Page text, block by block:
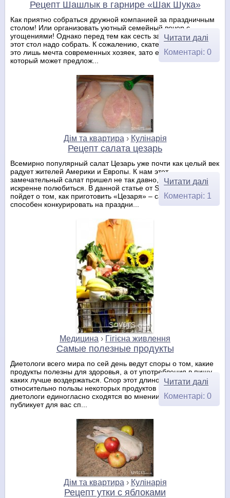
Рецепт Шашлык в гарнире «Шак Шука»
Как приятно собраться дружной компанией за праздничным
столом! Или организовать уютный семейный вечер с
угощениями! Однако перед тем как сесть за стол с яствами,
этот стол надо собрать. К сожалению, скатерть-самобранка –
это лишь мечта современных хозяек, зато есть Sovets.com,
который может предлож...
Читати далі
Коментарі: 0
Дім та квартира › Кулінарія
Рецепт салата цезарь
Всемирно популярный салат Цезарь уже почти как целый век
радует жителей Америки и Европы. К нам этот
замечательный салат пришел не так давно, но уже успел
искренне полюбиться. В данной статье от Sovets.com речь
пойдет о том, как приготовить «Цезаря» – салат, который
способен конкурировать на праздни...
Читати далі
Коментарі: 1
Медицина › Гігієна живлення
Самые полезные продукты
Диетологи всего мира по сей день ведут споры о том, какие
продукты полезны для здоровья, а от употребления в пищу
каких лучше воздержаться. Спор этот длиной в сотни лет, но
относительно пользы некоторых продуктов все врачи и
диетологи единогласно сходятся во мнении. Sovets.com
публикует для вас сп...
Читати далі
Коментарі: 0
Дім та квартира › Кулінарія
Рецепт утки с яблоками